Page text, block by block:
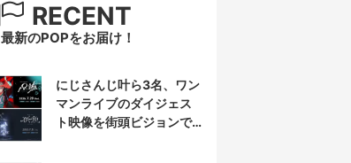
RECENT
最新のPOPをお届け！
にじさんじ叶ら3名、ワン
マンライブのダイジェス
ト映像を街頭ビジョンで